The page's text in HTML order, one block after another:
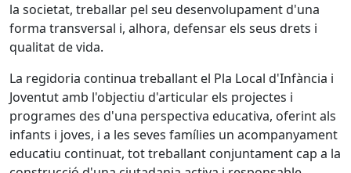
la societat, treballar pel seu desenvolupament d'una
forma transversal i, alhora, defensar els seus drets i
qualitat de vida.
La regidoria continua treballant el Pla Local d'Infància i
Joventut amb l'objectiu d'articular els projectes i
programes des d'una perspectiva educativa, oferint als
infants i joves, i a les seves famílies un acompanyament
educatiu continuat, tot treballant conjuntament cap a la